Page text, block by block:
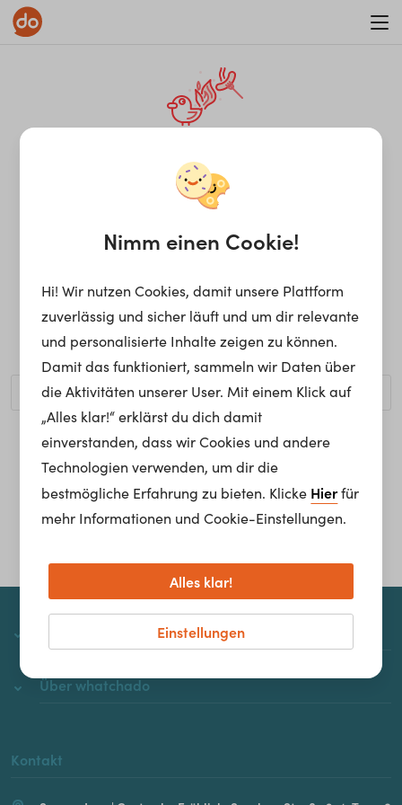
¡Ay, caramba! Seite nicht
gefunden.
Ups, die gewünschte Seite kann nicht gefunden werden.
Möchtest du nach einem bestimmten Begriff suchen?
Homepage
Über whatchado
Kontakt
Nimm einen Cookie!
Hi! Wir nutzen Cookies, damit unsere Plattform
zuverlässig und sicher läuft und um dir relevante
und personalisierte Inhalte zeigen zu können.
Damit das funktioniert, sammeln wir Daten über
die Aktivitäten unserer User. Mit einem Klick auf
„Alles klar!“ erklärst du dich damit
einverstanden, dass wir Cookies und andere
Technologien verwenden, um dir die
bestmögliche Erfahrung zu bieten. Klicke Hierfür
mehr Informationen und Cookie-Einstellungen.
Einstellungen
Alles klar!